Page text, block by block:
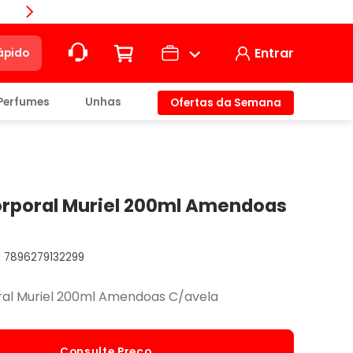
Entrar
Unhas Ofertas da Semana
Muriel 200ml Amendoas
7896279132299
Muriel 200ml Amendoas C/avela